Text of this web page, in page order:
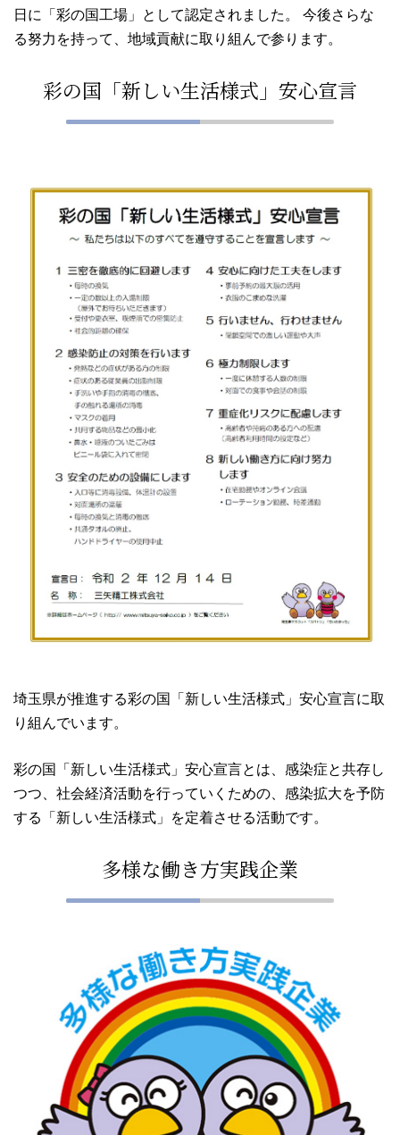
日に「彩の国工場」として認定されました。 今後さらな
る努力を持って、地域貢献に取り組んで参ります。
彩の国「新しい生活様式」安心宣言
埼玉県が推進する彩の国「新しい生活様式」安心宣言に取
り組んでいます。
彩の国「新しい生活様式」安心宣言とは、感染症と共存し
つつ、社会経済活動を行っていくための、感染拡大を予防
する「新しい生活様式」を定着させる活動です。
多様な働き方実践企業